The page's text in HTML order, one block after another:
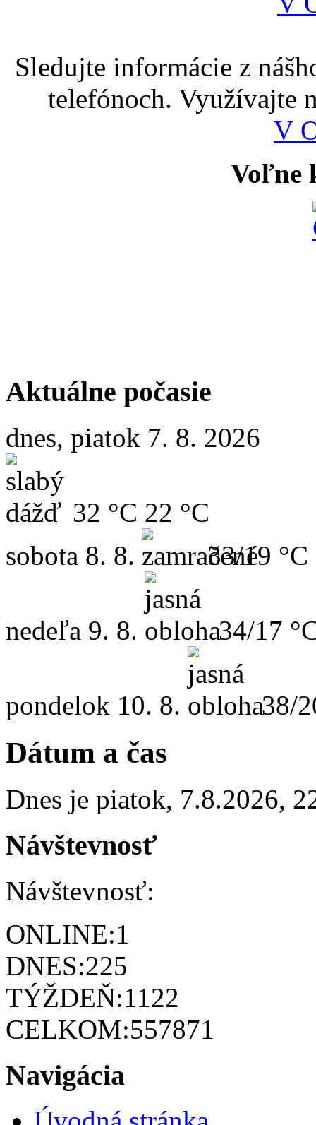
Sledujte informácie z
telefónoch. Využívajte
V
Voľne
Aktuálne počasie
dnes, piatok 7. 8. 2026
32 °C 22 °C
sobota 8. 8. 33/19 °C
nedeľa 9. 8. 34/17
pondelok 10. 8. 38/
Dátum a čas
Dnes je piatok, 7.8.2026,
Návštevnosť
Návštevnosť:
ONLINE:1
DNES:225
TÝŽDEŇ:1122
CELKOM:557871
Navigácia